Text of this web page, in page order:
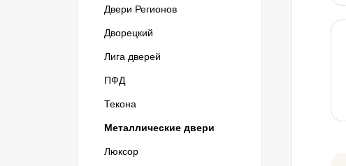
Двери Регионов
Дворецкий
Лига дверей
ПФД
Текона
Металлические двери
Люксор